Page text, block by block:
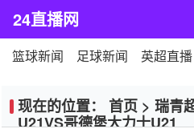
24直播网
篮球新闻 足球新闻 英超直播
现在的位置： 首页 > 瑞青
U21VS哥德堡大力士U21